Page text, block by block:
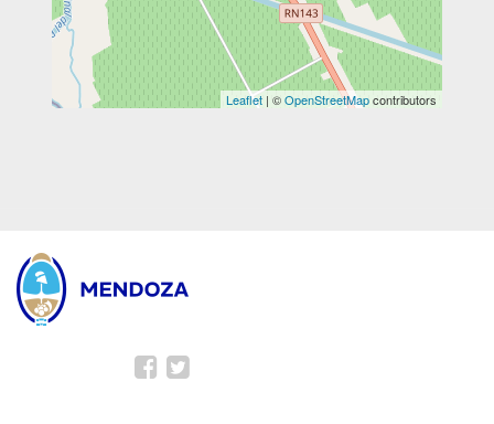
Leaflet | ©OpenStreetMapcontributors